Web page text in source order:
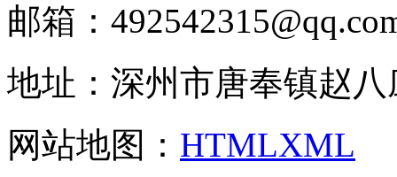
邮箱：
地址：深州市唐奉镇赵
网站地图： HTMLXML